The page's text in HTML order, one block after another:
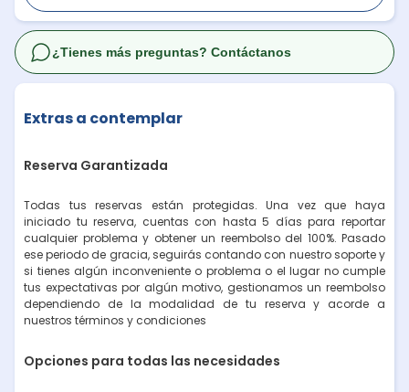
Extras a contemplar
Reserva Garantizada
Todas tus reservas están protegidas. Una vez que haya
iniciado tu reserva, cuentas con hasta 5 días para reportar
cualquier problema y obtener un reembolso del 100%. Pasado
ese periodo de gracia, seguirás contando con nuestro soporte y
si tienes algún inconveniente o problema o el lugar no cumple
tus expectativas por algún motivo, gestionamos un reembolso
dependiendo de la modalidad de tu reserva y acorde a
nuestros términos y condiciones
Opciones para todas las necesidades
¿Tienes más preguntas? Contáctanos